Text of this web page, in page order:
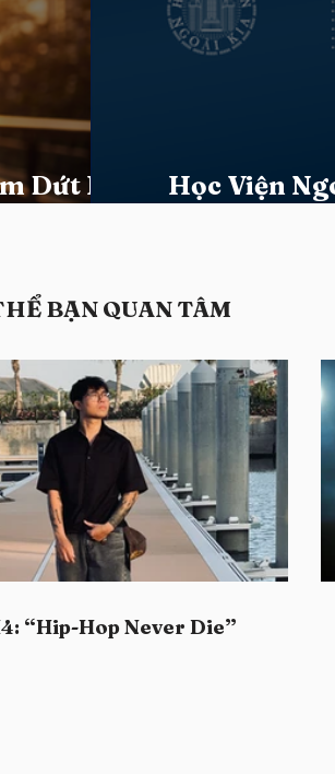
Dứt Hợp
Học Viện
BẠN QUAN TÂM
“Hip-Hop Never Die”